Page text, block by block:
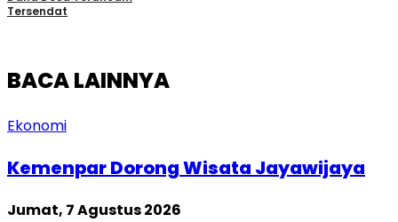
Tersendat
BACA LAINNYA
Ekonomi
Kemenpar Dorong Wisata Jayawijaya
Jumat, 7 Agustus 2026